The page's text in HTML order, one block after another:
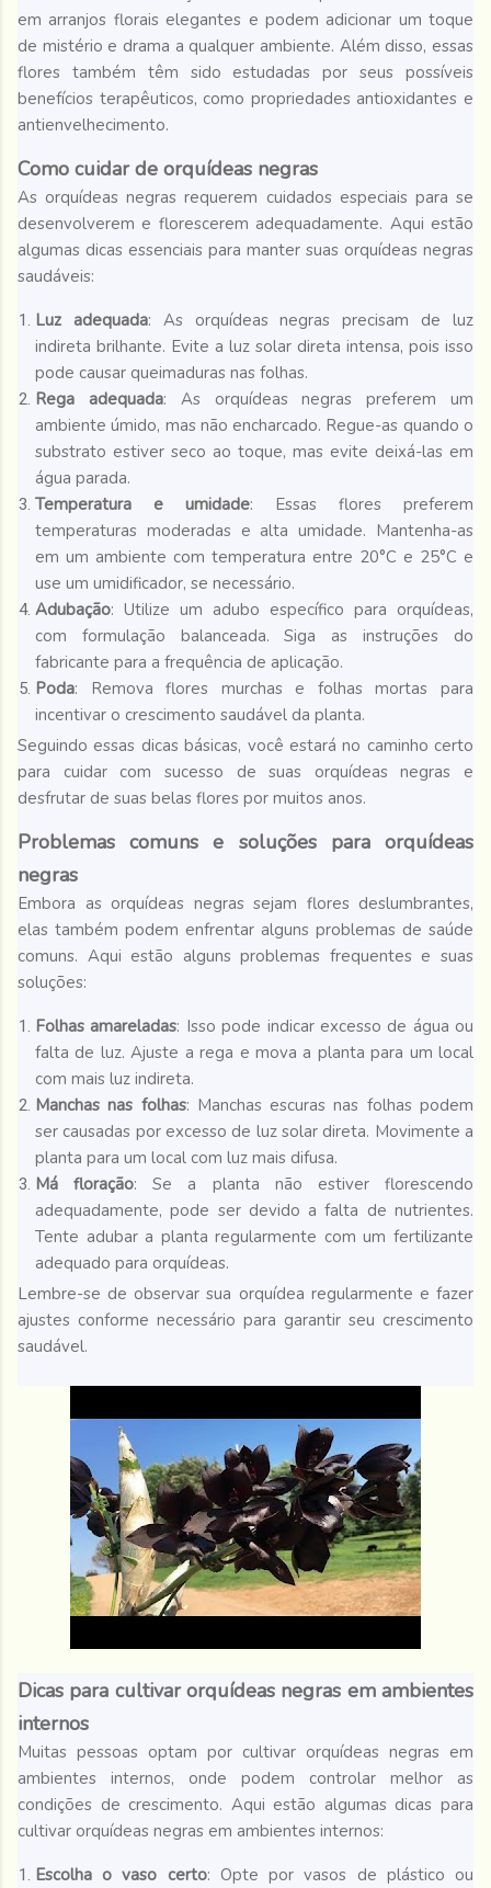
em arranjos florais elegantes e podem adicionar um toque
de mistério e drama a qualquer ambiente. Além disso, essas
flores também têm sido estudadas por seus possíveis
benefícios terapêuticos, como propriedades antioxidantes e
antienvelhecimento.
Como cuidar de orquídeas negras
As orquídeas negras requerem cuidados especiais para se
desenvolverem e florescerem adequadamente. Aqui estão
algumas dicas essenciais para manter suas orquídeas negras
saudáveis:
Luz adequada: As orquídeas negras precisam de luz
indireta brilhante. Evite a luz solar direta intensa, pois isso
pode causar queimaduras nas folhas.
Rega adequada: As orquídeas negras preferem um
ambiente úmido, mas não encharcado. Regue-as quando o
substrato estiver seco ao toque, mas evite deixá-las em
água parada.
Temperatura e umidade: Essas flores preferem
temperaturas moderadas e alta umidade. Mantenha-as
em um ambiente com temperatura entre 20°C e 25°C e
use um umidificador, se necessário.
Adubação: Utilize um adubo específico para orquídeas,
com formulação balanceada. Siga as instruções do
fabricante para a frequência de aplicação.
Poda: Remova flores murchas e folhas mortas para
incentivar o crescimento saudável da planta.
Seguindo essas dicas básicas, você estará no caminho certo
para cuidar com sucesso de suas orquídeas negras e
desfrutar de suas belas flores por muitos anos.
Problemas comuns e soluções para orquídeas
negras
Embora as orquídeas negras sejam flores deslumbrantes,
elas também podem enfrentar alguns problemas de saúde
comuns. Aqui estão alguns problemas frequentes e suas
soluções:
Folhas amareladas: Isso pode indicar excesso de água ou
falta de luz. Ajuste a rega e mova a planta para um local
com mais luz indireta.
Manchas nas folhas: Manchas escuras nas folhas podem
ser causadas por excesso de luz solar direta. Movimente a
planta para um local com luz mais difusa.
Má floração: Se a planta não estiver florescendo
adequadamente, pode ser devido a falta de nutrientes.
Tente adubar a planta regularmente com um fertilizante
adequado para orquídeas.
Lembre-se de observar sua orquídea regularmente e fazer
ajustes conforme necessário para garantir seu crescimento
saudável.
Dicas para cultivar orquídeas negras em ambientes
internos
Muitas pessoas optam por cultivar orquídeas negras em
ambientes internos, onde podem controlar melhor as
condições de crescimento. Aqui estão algumas dicas para
cultivar orquídeas negras em ambientes internos:
Escolha o vaso certo: Opte por vasos de plástico ou